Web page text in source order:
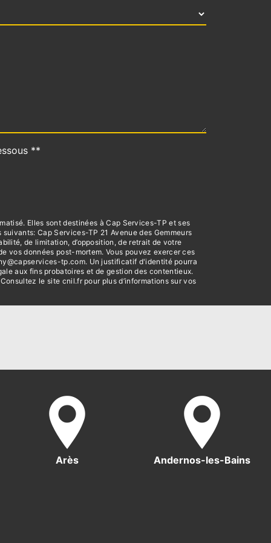
**
Elles sont destinées à Cap Services-TP et ses
Cap Services-TP 21 Avenue des Gemmeurs
de limitation, d’opposition, de retrait de votre
vos données post-mortem. Vous pouvez exercer ces
tp.com. Un justificatif d'identité pourra
aux fins probatoires et de gestion des contentieux.
le site cnil.fr pour plus d’informations sur vos
Arès Andernos-les-Bains